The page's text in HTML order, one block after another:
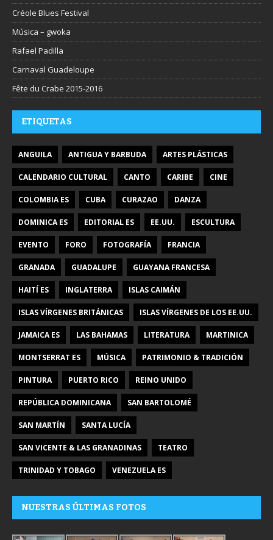
Créole Blues Festival
Música – gwoka
Rafael Padilla
Carnaval Guadeloupe
Fête du Crabe 2015-2016
ETIQUETAS
ANGUILA ANTIGUA Y BARBUDA ARTES PLÁSTICAS
CALENDARIO CULTURAL CANTO CARIBE CINE
COLOMBIA ES CUBA CURAZAO DANZA
DOMINICA ES EDITORIAL ES EE.UU. ESCULTURA
EVENTO FORO FOTOGRAFÍA FRANCIA
GRANADA GUADALUPE GUAYANA FRANCESA
HAITÍ ES INGLATERRA ISLAS CAIMÁN
ISLAS VÍRGENES BRITÁNICAS ISLAS VÍRGENES DE LOS EE.UU.
JAMAICA ES LAS BAHAMAS LITERATURA MARTINICA
MONTSERRAT ES MÚSICA PATRIMONIO & TRADICIÓN
PINTURA PUERTO RICO REINO UNIDO
REPÚBLICA DOMINICANA SAN BARTOLOMÉ
SAN MARTÍN SANTA LUCÍA
SAN VICENTE & LAS GRANADINAS TEATRO
TRINIDAD Y TOBAGO VENEZUELA ES
NUESTRAS ÚLTIMAS FOTOS